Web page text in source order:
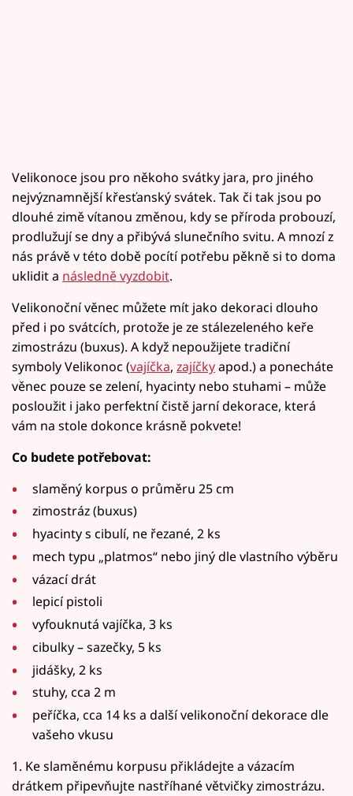
Velikonoce jsou pro někoho svátky jara, pro jiného
nejvýznamnější křesťanský svátek. Tak či tak jsou po
dlouhé zimě vítanou změnou, kdy se příroda probouzí,
prodlužují se dny a přibývá slunečního svitu. A mnozí z
nás právě v této době pocítí potřebu pěkně si to doma
uklidit a následně vyzdobit.
Velikonoční věnec můžete mít jako dekoraci dlouho
před i po svátcích, protože je ze stálezeleného keře
zimostrázu (buxus). A když nepoužijete tradiční
symboly Velikonoc (vajíčka, zajíčkyapod.) a ponecháte
věnec pouze se zelení, hyacinty nebo stuhami – může
posloužit i jako perfektní čistě jarní dekorace, která
vám na stole dokonce krásně pokvete!
Co budete potřebovat:
slaměný korpus o průměru 25 cm
zimostráz (buxus)
hyacinty s cibulí, ne řezané, 2 ks
mech typu „platmos“ nebo jiný dle vlastního výběru
vázací drát
lepicí pistoli
vyfouknutá vajíčka, 3 ks
cibulky – sazečky, 5 ks
jidášky, 2 ks
stuhy, cca 2 m
peříčka, cca 14 ks a další velikonoční dekorace dle
vašeho vkusu
1. Ke slaměnému korpusu přikládejte a vázacím
drátkem připevňujte nastříhané větvičky zimostrázu.